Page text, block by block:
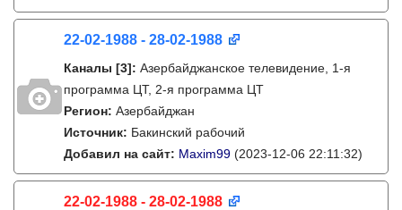
22-02-1988 - 28-02-1988
Каналы [3]: Азербайджанское телевидение, 1-я
программа ЦТ, 2-я программа ЦТ
Регион: Азербайджан
Источник: Бакинский рабочий
Добавил на сайт: Maxim99 (2023-12-06 22:11:32)
22-02-1988 - 28-02-1988